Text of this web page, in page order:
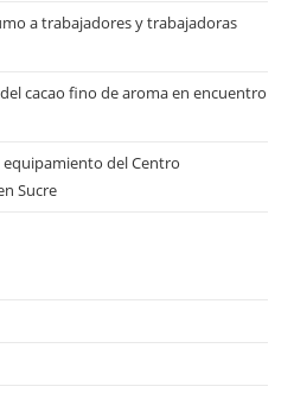
a trabajadores y trabajadoras
cacao fino de aroma en encuentro
del Centro
Sucre